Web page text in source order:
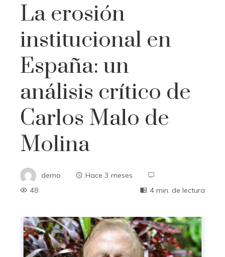
La erosión
institucional en
España: un
análisis crítico de
Carlos Malo de
Molina
demo
Hace 3 meses
48
4 min. de lectura